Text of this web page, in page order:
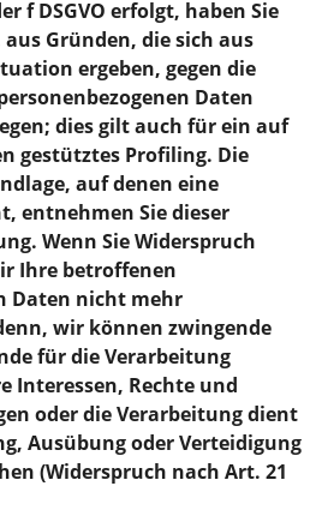
f DSGVO erfolgt, haben Sie
Gründen, die sich aus
ergeben, gegen die
Daten
dies gilt auch für ein auf
gestütztes Profiling. Die
auf denen eine
entnehmen Sie dieser
Wenn Sie Widerspruch
Ihre betroffenen
Daten nicht mehr
wir können zwingende
für die Verarbeitung
Interessen, Rechte und
oder die Verarbeitung dient
Ausübung oder Verteidigung
(Widerspruch nach Art. 21